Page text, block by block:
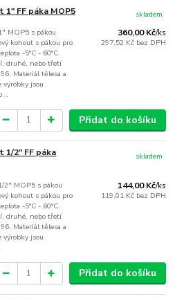
1" FF páka MOP5
MOP5 s pákou
kohout s pákou pro
-5°C - 60°C.
druhé, nebo třetí
Materiál tělesa a
výrobky jsou
360,00 Kč/ks
297,52 Kč bez DPH
skladem
Přidat do košíku
1/2" FF páka
2" MOP5 s pákou
kohout s pákou pro
-5°C - 60°C.
druhé, nebo třetí
Materiál tělesa a
výrobky jsou
144,00 Kč/ks
119,01 Kč bez DPH
skladem
Přidat do košíku